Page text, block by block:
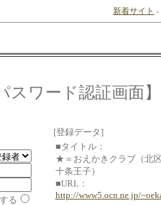
新着サイト -
スワード認証画面】
る
[登録データ]
■タイトル：
★＝おえかきクラブ（北
十条王子）
■URL：
http://www5.ocn.ne.jp/